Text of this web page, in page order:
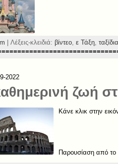
| Λέξεις-κλειδιά: βίντεο, ε Τάξη, ταξίδια
2022
ζωή
Κάνε κλικ στην
Παρουσίαση από το